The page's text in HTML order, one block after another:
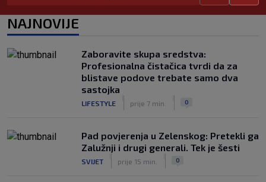
Neočekivani problemi za Dinamo:
Rijeka u Finsku nosi minimalnu
prednost, bivši vratar Dinama spriječio
veću razliku
SK prije 2 h
NAJNOVIJE
Zaboravite skupa sredstva:
Profesionalna čistačica tvrdi da za
blistave podove trebate samo dva
sastojka
LIFESTYLE prije 7 min. 0
Pad povjerenja u Zelenskog: Pretekli ga
Zalužnji i drugi generali. Tek je šesti
SVIJET prije 15 min. 0